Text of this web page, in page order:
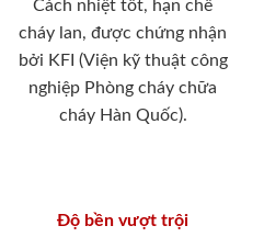
Cách nhiệt tốt, hạn chế
cháy lan, được chứng nhận
bởi KFI (Viện kỹ thuật công
nghiệp Phòng cháy chữa
cháy Hàn Quốc).
Độ bền vượt trội